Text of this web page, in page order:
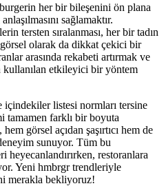
her bir bileşenini ön plana
sağlamaktır.
tersten sıralanması, her bir tadın
görsel olarak da dikkat çekici bir
arasında rekabeti artırmak ve
etkileyici bir yöntem
listesi normları tersine
tamamen farklı bir boyuta
görsel açıdan şaşırtıcı hem de
sunuyor. Tüm bu
restoranlara
Yeni hmbrgr trendleriyle
merakla bekliyoruz!